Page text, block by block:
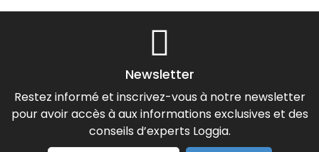
Newsletter
Restez informé et inscrivez-vous à notre newsletter
pour avoir accès à aux informations exclusives et des
conseils d’experts Loggia.